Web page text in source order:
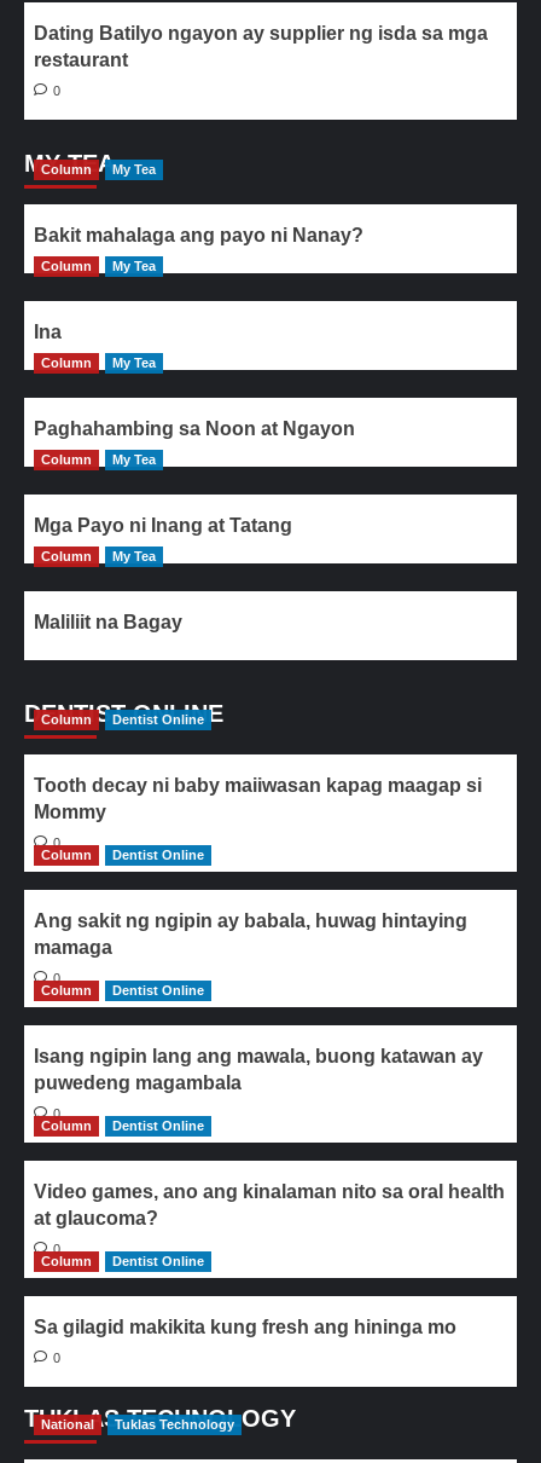
Dating Batilyo ngayon ay supplier ng isda sa mga
restaurant
0
MY TEA
Column My Tea
Bakit mahalaga ang payo ni Nanay?
Column My Tea
Ina
Column My Tea
Paghahambing sa Noon at Ngayon
Column My Tea
Mga Payo ni Inang at Tatang
Column My Tea
Maliliit na Bagay
DENTIST ONLINE
Column Dentist Online
Tooth decay ni baby maiiwasan kapag maagap si
Mommy
0
Column
Dentist Online
Ang sakit ng ngipin ay babala, huwag hintaying
mamaga
0
Column
Dentist Online
Isang ngipin lang ang mawala, buong katawan ay
puwedeng magambala
0
Column
Dentist Online
Video games, ano ang kinalaman nito sa oral health
at glaucoma?
0
Column
Dentist Online
Sa gilagid makikita kung fresh ang hininga mo
0
TUKLAS TECHNOLOGY
National Tuklas Technology